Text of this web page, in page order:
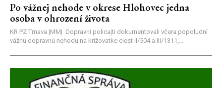
Po vážnej nehode v okrese Hlohovec jedna
osoba v ohrození života
KR PZ Trnava |MM| Dopravní policajti dokumentovali včera popoludní
vážnu dopravnú nehodu na križovatke ciest II/504 a III/1311,...